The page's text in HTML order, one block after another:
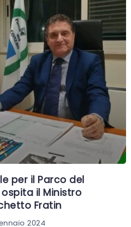
per il Parco del
il Ministro
Fratin
2024